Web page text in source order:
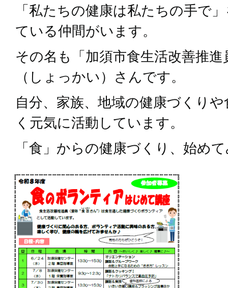
「私たちの健康は私たちの手で
ている仲間がいます。
その名も「加須市食生活改善推
（しょっかい）さんです。
自分、家族、地域の健康づくり
く元気に活動しています。
「食」からの健康づくり、始め